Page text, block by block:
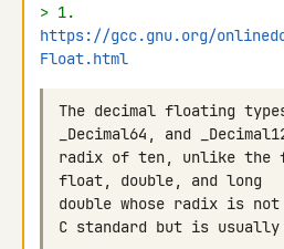
https://gcc.gnu.org/
Float.html
The decimal floating
_Decimal64, and
radix of ten, unlike the
double whose radix is